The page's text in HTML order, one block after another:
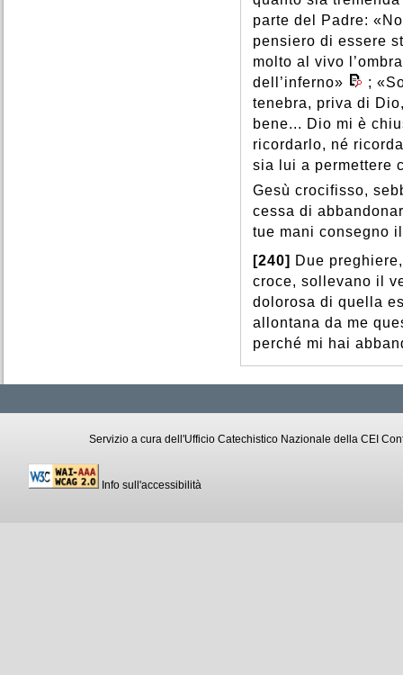
parte del Padre:
pensiero di essere
molto al vivo
dell’inferno»
;
tenebra, priva di
bene... Dio mi è
ricordarlo, né
sia lui a permettere
Gesù crocifisso,
cessa di
tue mani consegno
[240] Due
croce, sollevano il
dolorosa di quella
allontana da me
perché mi hai
Servizio a cura dell'Ufficio Catechistico Nazionale della CEI
Info sull'accessibilità